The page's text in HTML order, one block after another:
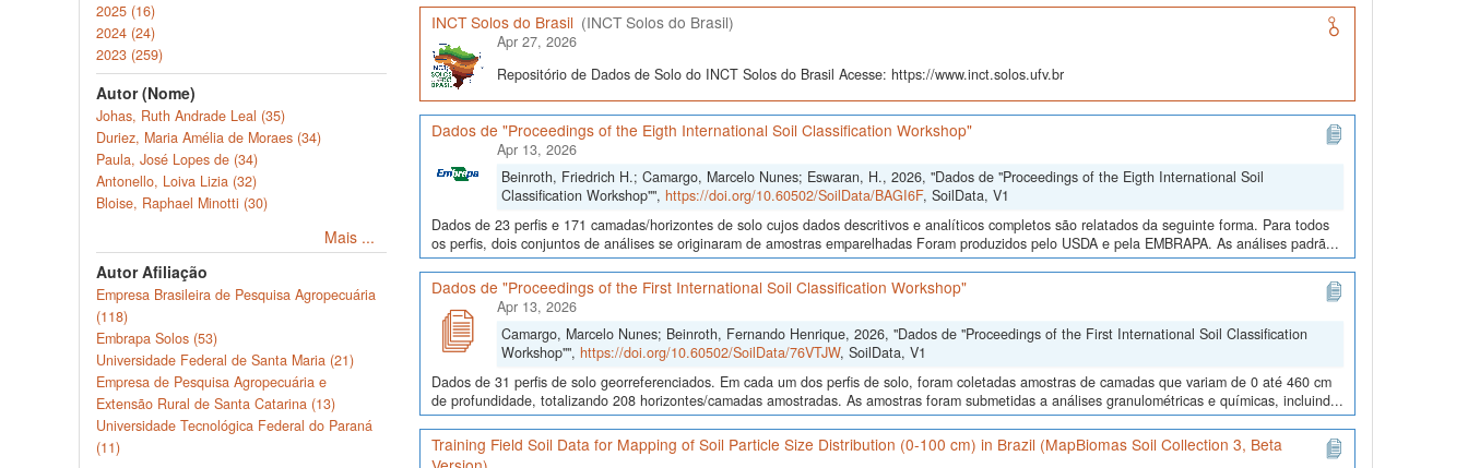
2025 (16)
2024 (24)
2023 (259)
Autor (Nome)
Johas, Ruth Andrade Leal (35)
Duriez, Maria Amélia de Moraes (34)
Paula, José Lopes de (34)
Antonello, Loiva Lizia (32)
Bloise, Raphael Minotti (30)
Mais ...
Autor Afiliação
Empresa Brasileira de Pesquisa Agropecuária
(118)
Embrapa Solos (53)
Universidade Federal de Santa Maria (21)
Empresa de Pesquisa Agropecuária e
Extensão Rural de Santa Catarina (13)
Universidade Tecnológica Federal do Paraná
(11)
INCT Solos do Brasil (INCT Solos do Brasil)
Apr 27, 2026
Repositório de Dados de Solo do INCT Solos do Brasil Acesse: https://www.inct.solos.ufv.br
Dados de "Proceedings of the Eigth International Soil Classification Workshop"
Apr 13, 2026
Beinroth, Friedrich H.; Camargo, Marcelo Nunes; Eswaran, H., 2026, "Dados de "Proceedings of the Eigth International Soil
Classification Workshop"", https://doi.org/10.60502/SoilData/BAGI6F, SoilData, V1
Dados de 23 perfis e 171 camadas/horizontes de solo cujos dados descritivos e analíticos completos são relatados da seguinte forma. Para todos
os perfis, dois conjuntos de análises se originaram de amostras emparelhadas Foram produzidos pelo USDA e pela EMBRAPA. As análises padrã...
Dados de "Proceedings of the First International Soil Classification Workshop"
Apr 13, 2026
Camargo, Marcelo Nunes; Beinroth, Fernando Henrique, 2026, "Dados de "Proceedings of the First International Soil Classification
Workshop"", https://doi.org/10.60502/SoilData/76VTJW, SoilData, V1
Dados de 31 perfis de solo georreferenciados. Em cada um dos perfis de solo, foram coletadas amostras de camadas que variam de 0 até 460 cm
de profundidade, totalizando 208 horizontes/camadas amostradas. As amostras foram submetidas a análises granulométricas e químicas, incluind...
Training Field Soil Data for Mapping of Soil Particle Size Distribution (0-100 cm) in Brazil (MapBiomas Soil Collection 3, Beta